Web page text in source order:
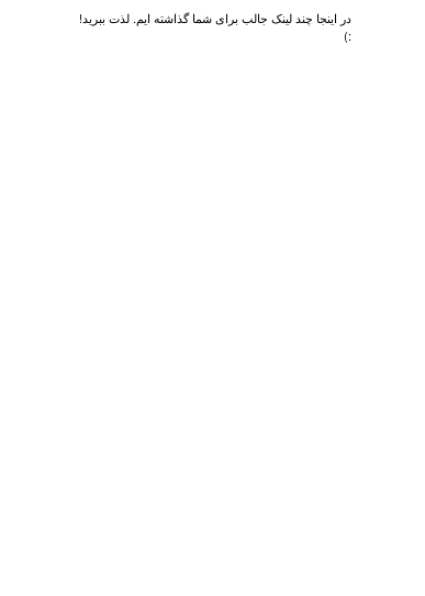
در اینجا چند لینک جالب برای شما گذاشته ایم. لذت ببرید!
:)